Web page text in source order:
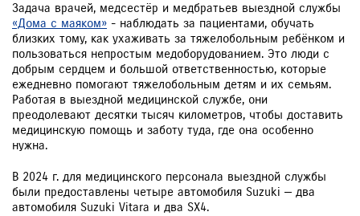
Задача врачей, медсестёр и медбратьев выездной службы
«Дома с маяком» - наблюдать за пациентами, обучать
близких тому, как ухаживать за тяжелобольным ребёнком и
пользоваться непростым медоборудованием. Это люди с
добрым сердцем и большой ответственностью, которые
ежедневно помогают тяжелобольным детям и их семьям.
Работая в выездной медицинской службе, они
преодолевают десятки тысяч километров, чтобы доставить
медицинскую помощь и заботу туда, где она особенно
нужна.
В 2024 г. для медицинского персонала выездной службы
были предоставлены четыре автомобиля Suzuki — два
автомобиля Suzuki Vitara и два SX4.